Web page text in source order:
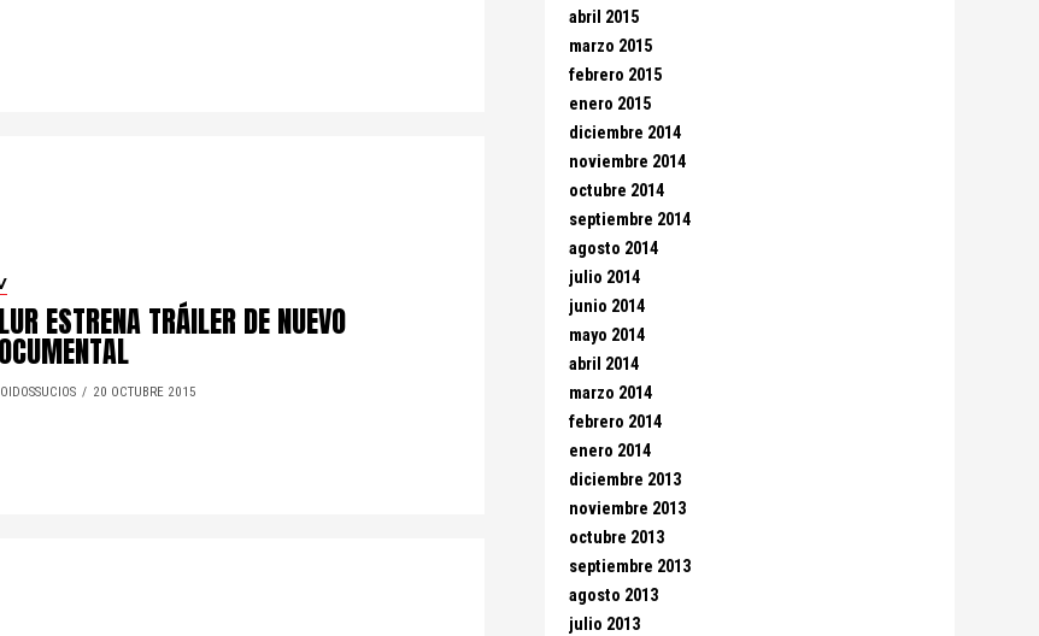
ESTRENA TRÁILER DE NUEVO
20 OCTUBRE 2015
abril 2015
marzo 2015
febrero 2015
enero 2015
diciembre 2014
noviembre 2014
octubre 2014
septiembre 2014
agosto 2014
julio 2014
junio 2014
mayo 2014
abril 2014
marzo 2014
febrero 2014
enero 2014
diciembre 2013
noviembre 2013
octubre 2013
septiembre 2013
agosto 2013
julio 2013